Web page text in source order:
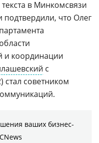
в Минкомсвязи
подтвердили, что Олег
и координации
с
стал советником
ваших бизнес-